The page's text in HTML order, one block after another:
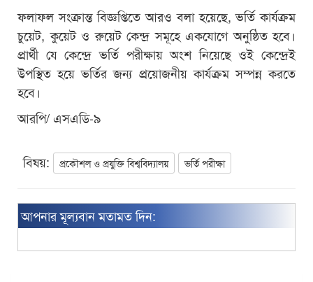
ফলাফল সংক্রান্ত বিজ্ঞপ্তিতে আরও বলা হয়েছে, ভর্তি কার্যক্রম
চুয়েট, কুয়েট ও রুয়েট কেন্দ্র সমূহে একযোগে অনুষ্ঠিত হবে।
প্রার্থী যে কেন্দ্রে ভর্তি পরীক্ষায় অংশ নিয়েছে ওই কেন্দ্রেই
উপস্থিত হয়ে ভর্তির জন্য প্রয়োজনীয় কার্যক্রম সম্পন্ন করতে
হবে।
আরপি/ এসএডি-৯
বিষয়: প্রকৌশল ও প্রযুক্তি বিশ্ববিদ্যালয় ভর্তি পরীক্ষা
আপনার মূল্যবান মতামত দিন: